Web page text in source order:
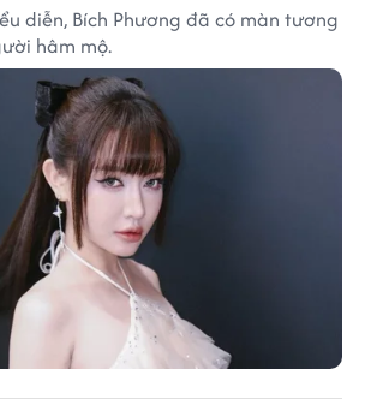
diễn, Bích Phương đã có màn tương
hâm mộ.